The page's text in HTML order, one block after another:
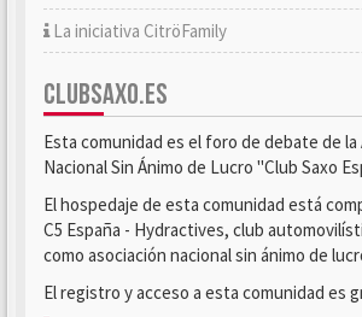
La iniciativa CitröFamily
CLUBSAXO.ES
Esta comunidad es el foro de debate de la
Nacional Sin Ánimo de Lucro "Club Saxo
El hospedaje de esta comunidad está
C5 España - Hydractives, club
como asociación nacional sin ánimo de
El registro y acceso a esta comunidad es